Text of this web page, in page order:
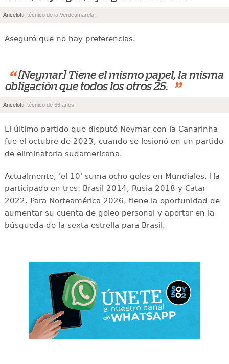
Ancelotti, técnico de la Verdeamarela.
Aseguró que no hay preferencias.
“ [Neymar] Tiene el mismo papel, la misma
obligación que todos los otros 25.
”
Ancelotti, técnico de 66 años.
El último partido que disputó Neymar con la Canarinha
fue el octubre de 2023, cuando se lesionó en un partido
de eliminatoria sudamericana.
Actualmente, 'el 10' suma ocho goles en Mundiales. Ha
participado en tres: Brasil 2014, Rusia 2018 y Catar
2022. Para Norteamérica 2026, tiene la oportunidad de
aumentar su cuenta de goleo personal y aportar en la
búsqueda de la sexta estrella para Brasil.